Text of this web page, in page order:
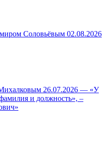
Соловьёвым 02.08.2026
26.07.2026 — «У
и должность», –